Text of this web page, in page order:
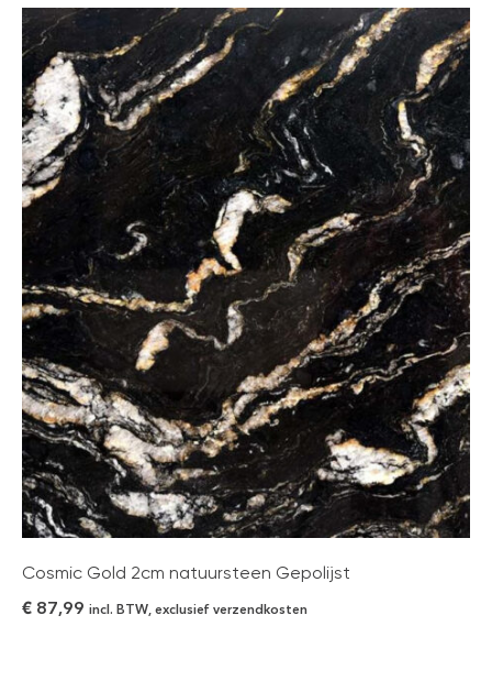
Cosmic Gold 2cm natuursteen Gepolijst
€ 87,99 incl. BTW, exclusief verzendkosten